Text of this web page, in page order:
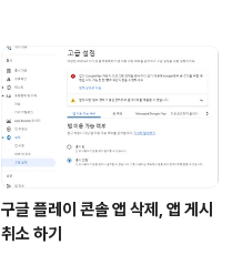
구글 플레이 콘솔 앱 삭제, 앱 게시
취소 하기